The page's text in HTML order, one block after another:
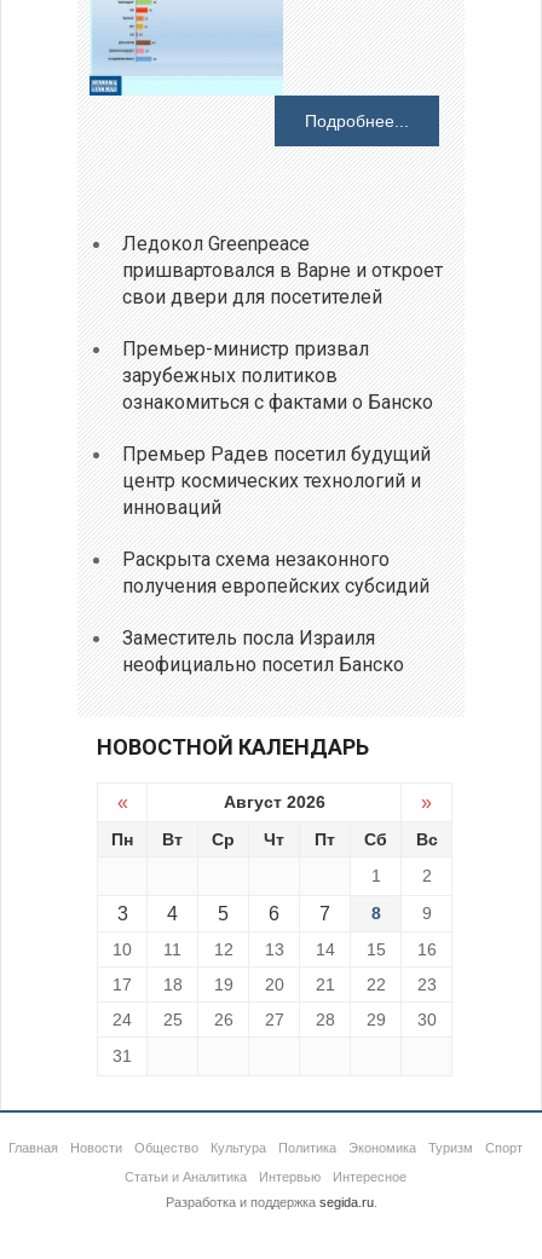
Подробнее...
Ледокол Greenpeace
пришвартовался в Варне и откроет
свои двери для посетителей
Премьер-министр призвал
зарубежных политиков
ознакомиться с фактами о Банско
Премьер Радев посетил будущий
центр космических технологий и
инноваций
Раскрыта схема незаконного
получения европейских субсидий
Заместитель посла Израиля
неофициально посетил Банско
НОВОСТНОЙ КАЛЕНДАРЬ
« Август 2026 »
Пн Вт Ср Чт Пт Сб
Вс
1
2
3 4 5 6 7 8
9
10
11 12 13 14 15
16
17
18 19 20 21 22
23
24
25 26 27 28 29
30
31
Главная Новости Общество Культура Политика Экономика Туризм
Спорт
Статьи и Аналитика
Интервью
Интересное
Разработка и поддержка segida.ru.